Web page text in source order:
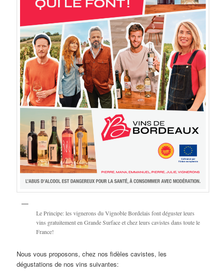
Le Principe: les vignerons du Vignoble Bordelais font déguster leurs
vins gratuitement en Grande Surface et chez leurs cavistes dans toute le
France!
Nous vous proposons, chez nos fidèles cavistes, les
dégustations de nos vins suivantes: